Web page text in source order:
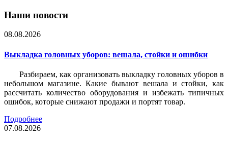
Наши новости
08.08.2026
Выкладка головных уборов: вешала, стойки и ошибки
Разбираем, как организовать выкладку головных уборов в
небольшом магазине. Какие бывают вешала и стойки, как
рассчитать количество оборудования и избежать типичных
ошибок, которые снижают продажи и портят товар.
Подробнее
07.08.2026